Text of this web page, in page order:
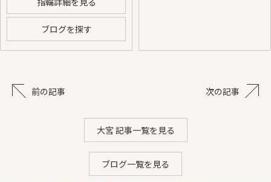
ブログを探す
前の記事 次の記事
大宮 記事一覧を見る
ブログ一覧を見る